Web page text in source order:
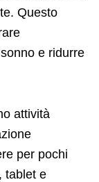
Questo
e ridurre
attività
per pochi
tablet e